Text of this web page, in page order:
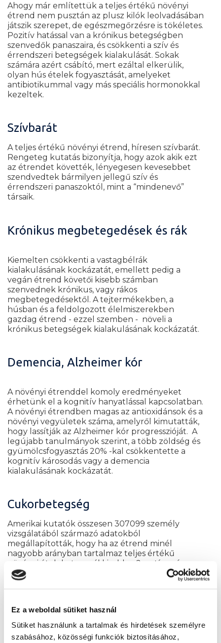
Ez a weboldal sütiket használ
Sütiket használunk a tartalmak és hirdetések személyre
szabásához, közösségi funkciók biztosításához,
Ahogy már említettük a teljes értékű növényi
étrend nem pusztán az plusz kilók leolvadásában
játszik szerepet, de egészmegőrzésre is tökéletes.
Pozitív hatással van a krónikus betegségben
szenvedők panaszaira, és csökkenti a szív és
érrendszeri betegségek kialakulását. Sokak
számára azért csábító, mert ezáltal elkerülik,
olyan hús ételek fogyasztását, amelyeket
antibiotikummal vagy más speciális hormonokkal
kezeltek.
Szívbarát
A teljes értékű növényi étrend, híresen szívbarát.
Rengeteg kutatás bizonyítja, hogy azok akik ezt
az étrendet követték, lényegesen kevesebbet
szendvedtek bármilyen jellegű szív és
érrendszeri panaszoktól, mint a “mindenevő”
társaik.
Krónikus megbetegedések és rák
Kiemelten csökkenti a vastagbélrák
kialakulásának kockázatát, emellett pedig a
vegán étrend követői kisebb számban
szenvednek krónikus, vagy rákos
megbetegedésektől. A tejtermékekben, a
húsban és a feldolgozott élelmiszerekben
gazdag étrend - ezzel szemben - növeli a
krónikus betegségek kialakulásának kockázatát.
Demencia, Alzheimer kór
A növényi étrenddel komoly eredményeket
érhetünk el a kognitív hanyatlással kapcsolatban.
A növényi étrendben magas az antioxidánsok és a
növényi vegyületek száma, amelyről kimutatták,
hogy lassítják az Alzheimer kór progresszióját. A
legújabb tanulmányok szerint, a több zöldség és
gyümölcsfogyasztás 20% -kal csökkentette a
kognitív károsodás vagy a demencia
kialakulásának kockázatát.
Cukorbetegség
Amerikai kutatók összesen 307099 személy
vizsgálatából származó adatokból
megállapították, hogy ha az étrend minél
nagyobb arányban tartalmaz teljes értékű
növényi ételeket, annál kisebb a 2-es típusú
cukorbetegség kialakulásának kockázata. A
britek is hasonló eredményre jutottak.
típusú cukorbetegség kialakulásának
kockázatát.